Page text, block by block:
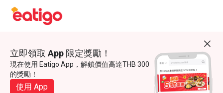
立即領取 App 限定獎勵！
現在使用 Eatigo App，解鎖價值高達THB 300
的獎勵！
使用 App